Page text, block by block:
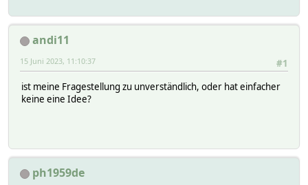
# MQTT_MG4 1
# CONTENT2:
# ARRAY(0x5584bd605398)
# fhem:
# lastDefChange 691
# commands
#
andi11
#1
15 Juni 2023, 11:10:37
ist meine Fragestellung zu unverständlich, oder hat einfacher
keine eine Idee?
ph1959de